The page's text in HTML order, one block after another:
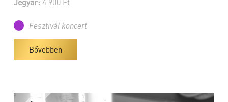
Fesztivál koncert
Bővebben